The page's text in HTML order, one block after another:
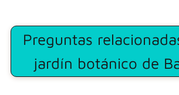
Preguntas
jardín botánico de